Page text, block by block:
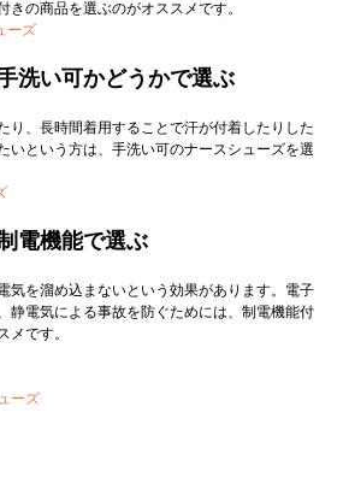
ーズ
洗い可かどうかで選ぶ
り、長時間着用することで汗が付着したりした
いという方は、手洗い可のナースシューズを選
電機能で選ぶ
気を溜め込まないという効果があります。電子
静電気による事故を防ぐためには、制電機能付
メです。
ーズ